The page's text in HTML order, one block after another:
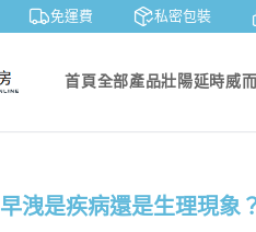
免運費 私密包裝
首頁全部產品壯陽延時威
早洩是疾病還是生理現象